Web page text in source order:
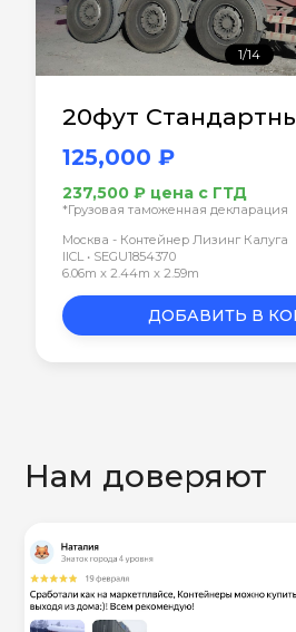
1/14
20фут
125,000 ₽
237,500 ₽ цена с ГТД
*Грузовая таможенная декларация
Москва - Контейнер Лизинг Калуга
IICL • SEGU1854370
6.06m x 2.44m x 2.59m
ДОБАВИТЬ В
Нам доверяют